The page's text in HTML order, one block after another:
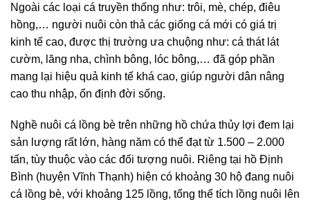
Ngoài các loại cá truyền thống như: trôi, mè, chép, điêu
hồng,… người nuôi còn thả các giống cá mới có giá trị
kinh tế cao, được thị trường ưa chuộng như: cá thát lát
cườm, lăng nha, chình bông, lóc bông,… đã góp phần
mang lại hiệu quả kinh tế khá cao, giúp người dân nâng
cao thu nhập, ổn định đời sống.
Nghề nuôi cá lồng bè trên những hồ chứa thủy lợi đem lại
sản lượng rất lớn, hàng năm có thể đạt từ 1.500 – 2.000
tấn, tùy thuộc vào các đối tượng nuôi. Riêng tại hồ Định
Bình (huyện Vĩnh Thạnh) hiện có khoảng 30 hộ đang nuôi
cá lồng bè, với khoảng 125 lồng, tổng thể tích lồng nuôi lên